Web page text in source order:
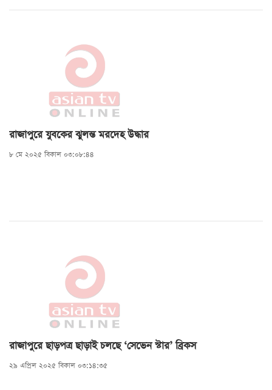
রাজাপুরে যুবকের ঝুলন্ত মরদেহ উদ্ধার
৮ মে ২০২৫ বিকাল ০৩:০৮:৪৪
রাজাপুরে ছাড়পত্র ছাড়াই চলছে ‘সেভেন স্টার’ ব্রিকস
২৯ এপ্রিল ২০২৫ বিকাল ০৩:১৪:৩৫